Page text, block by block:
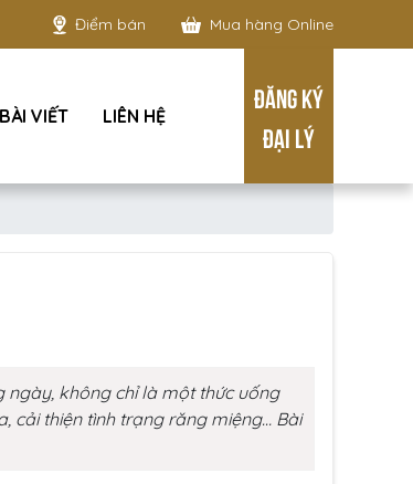
Điểm bán Mua hàng Online
BÀI VIẾT LIÊN HỆ
ĐĂNG KÝ
ĐẠI LÝ
ngày, không chỉ là một thức uống
cải thiện tình trạng răng miệng… Bài